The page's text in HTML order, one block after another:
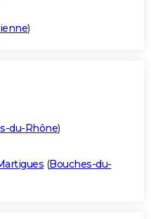
)
du-Rhône)
(Bouches-du-